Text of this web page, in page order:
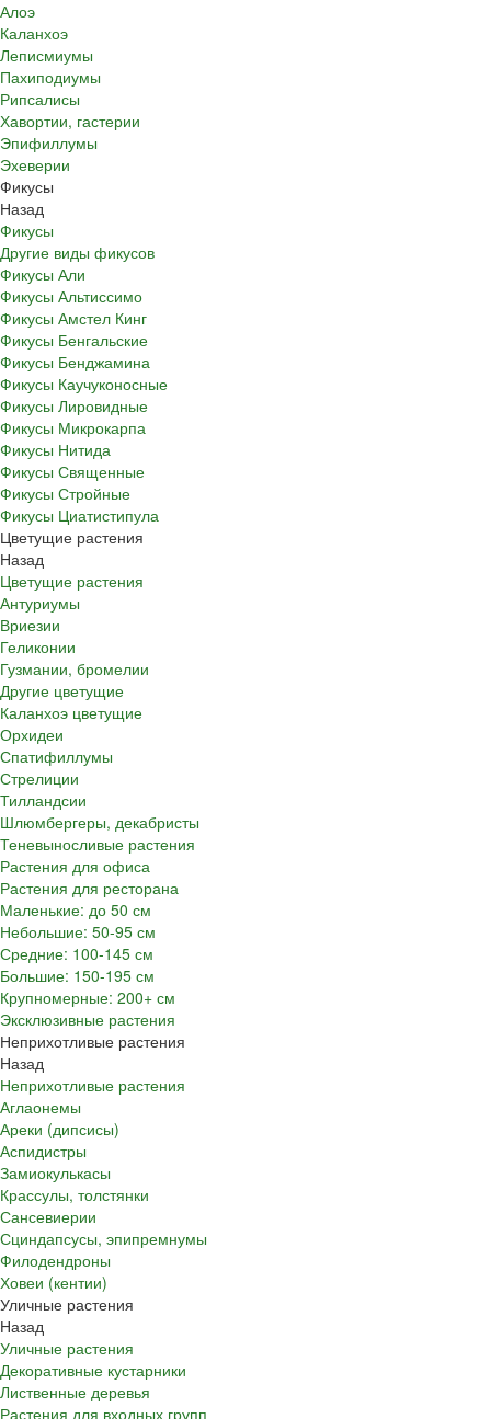
Алоэ
Каланхоэ
Леписмиумы
Пахиподиумы
Рипсалисы
Хавортии, гастерии
Эпифиллумы
Эхеверии
Фикусы
Назад
Фикусы
Другие виды фикусов
Фикусы Али
Фикусы Альтиссимо
Фикусы Амстел Кинг
Фикусы Бенгальские
Фикусы Бенджамина
Фикусы Каучуконосные
Фикусы Лировидные
Фикусы Микрокарпа
Фикусы Нитида
Фикусы Священные
Фикусы Стройные
Фикусы Циатистипула
Цветущие растения
Назад
Цветущие растения
Антуриумы
Вриезии
Геликонии
Гузмании, бромелии
Другие цветущие
Каланхоэ цветущие
Орхидеи
Спатифиллумы
Стрелиции
Тилландсии
Шлюмбергеры, декабристы
Теневыносливые растения
Растения для офиса
Растения для ресторана
Маленькие: до 50 см
Небольшие: 50-95 см
Средние: 100-145 см
Большие: 150-195 см
Крупномерные: 200+ см
Эксклюзивные растения
Неприхотливые растения
Назад
Неприхотливые растения
Аглаонемы
Ареки (дипсисы)
Аспидистры
Замиокулькасы
Крассулы, толстянки
Сансевиерии
Сциндапсусы, эпипремнумы
Филодендроны
Ховеи (кентии)
Уличные растения
Назад
Уличные растения
Декоративные кустарники
Лиственные деревья
Растения для входных групп